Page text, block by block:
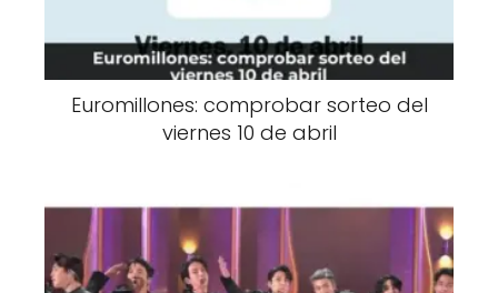
Euromillones: comprobar sorteo del
viernes 10 de abril